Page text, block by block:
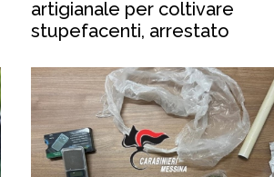
artigianale per coltivare
stupefacenti, arrestato